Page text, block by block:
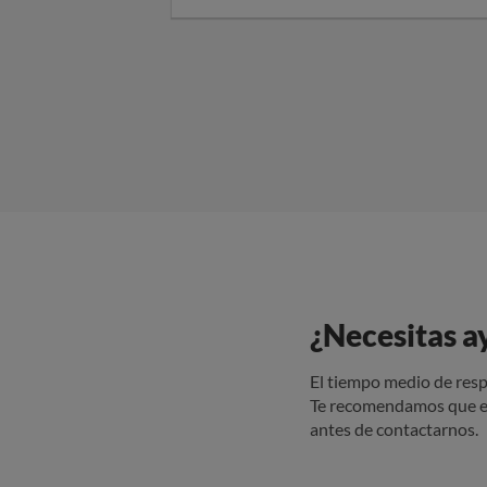
de ese
de
¿Necesitas
El tiempo medio de
Te recomendamos que
antes de contactarnos.